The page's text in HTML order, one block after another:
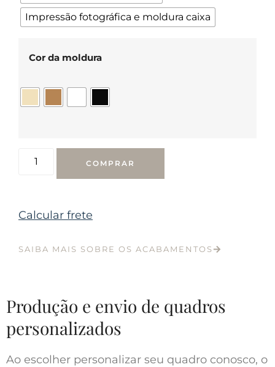
Impressão fotográfica e moldura caixa
Cor da moldura
COMPRAR
Calcular frete
SAIBA MAIS SOBRE OS ACABAMENTOS
Produção e envio de quadros
personalizados
Ao escolher personalizar seu quadro conosco, o